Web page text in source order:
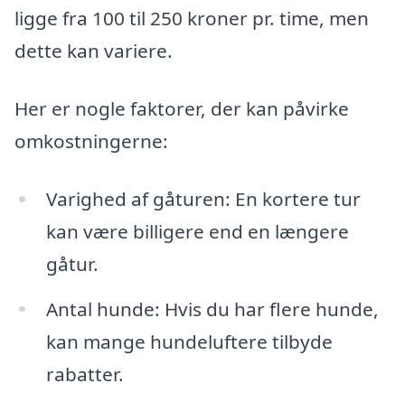
ligge fra 100 til 250 kroner pr. time, men
dette kan variere.
Her er nogle faktorer, der kan påvirke
omkostningerne:
Varighed af gåturen: En kortere tur
kan være billigere end en længere
gåtur.
Antal hunde: Hvis du har flere hunde,
kan mange hundeluftere tilbyde
rabatter.